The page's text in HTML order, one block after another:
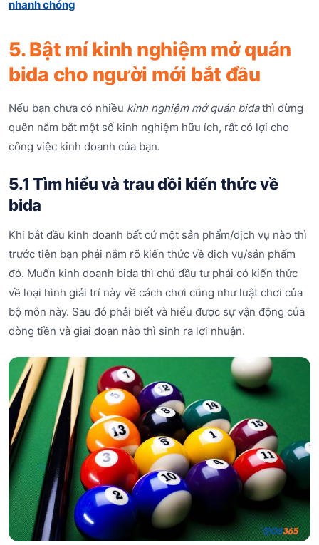
nhanh chóng
5. Bật mí kinh nghiệm mở quán
bida cho người mới bắt đầu
Nếu bạn chưa có nhiều kinh nghiệm mở quán bidathì đừng
quên nắm bắt một số kinh nghiệm hữu ích, rất có lợi cho
công việc kinh doanh của bạn.
5.1 Tìm hiểu và trau dồi kiến thức về
bida
Khi bắt đầu kinh doanh bất cứ một sản phẩm/dịch vụ nào thì
trước tiên bạn phải nắm rõ kiến thức về dịch vụ/sản phẩm
đó. Muốn kinh doanh bida thì chủ đầu tư phải có kiến thức
về loại hình giải trí này về cách chơi cũng như luật chơi của
bộ môn này. Sau đó phải biết và hiểu được sự vận động của
dòng tiền và giai đoạn nào thì sinh ra lợi nhuận.